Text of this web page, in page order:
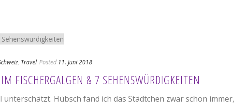
, Travel Posted 11. Juni 2018
FISCHERGALGEN & 7 SEHENSWÜRDIGKEITEN
unterschätzt. Hübsch fand ich das Städtchen zwar schon immer,